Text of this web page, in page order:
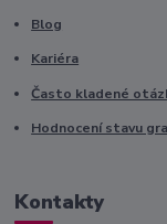
Blog
Kariéra
Často kladené
Hodnocení stavu
Kontakty